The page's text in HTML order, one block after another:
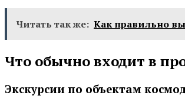
Читать так же: Как правильно
Что обычно входит в
Экскурсии по объектам